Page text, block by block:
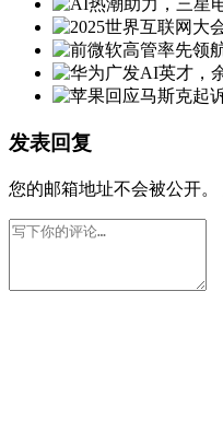
发表回复
您的邮箱地址不会被公开。